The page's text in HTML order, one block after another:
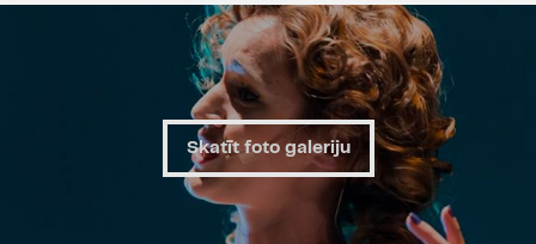
Kārlis Lācis, Gints
Pabērzs, Kaspars Zemītis, Ainis
Zavackis, Jānis Stafeckis, Artūrs
Noviks, Kaspars Grigalis
Kārlis Lācis, Artūrs
Skrastiņš, Nora Ikstena, Anna
Skatīt foto galeriju